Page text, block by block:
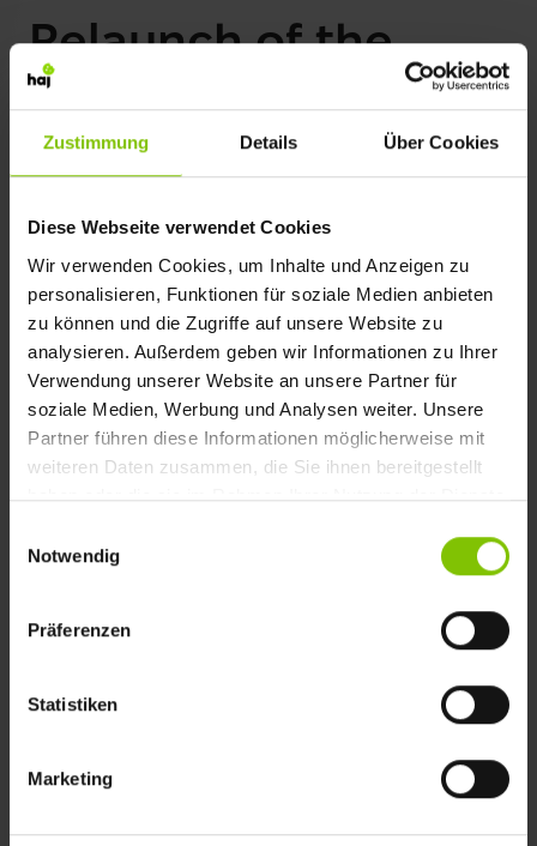
Zustimmung Details Über Cookies
Diese Webseite verwendet Cookies
Wir verwenden Cookies, um Inhalte und Anzeigen zu
personalisieren, Funktionen für soziale Medien anbieten
zu können und die Zugriffe auf unsere Website zu
analysieren. Außerdem geben wir Informationen zu Ihrer
Verwendung unserer Website an unsere Partner für
soziale Medien, Werbung und Analysen weiter. Unsere
Partner führen diese Informationen möglicherweise mit
weiteren Daten zusammen, die Sie ihnen bereitgestellt
haben oder die sie im Rahmen Ihrer Nutzung der Dienste
Notwendig
Präferenzen
Statistiken
Marketing
E-Commerce
weiter
Relaunch of the
Website
Schweizerhof Basel
harmonises the tradition of the
establishment with modernity in its new
online presence.